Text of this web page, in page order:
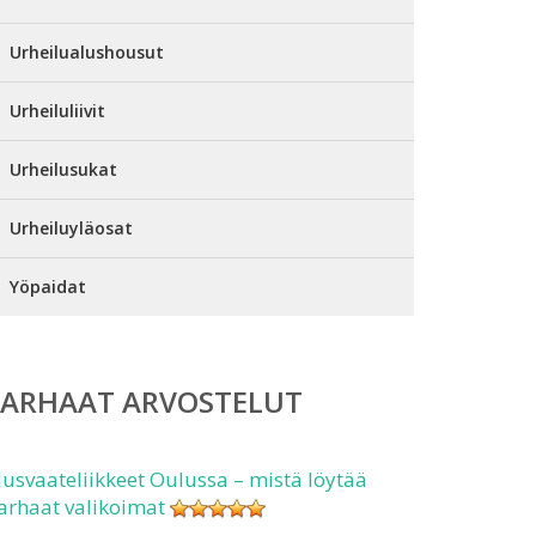
Urheilualushousut
Urheiluliivit
Urheilusukat
Urheiluyläosat
Yöpaidat
ARVOSTELUT
Oulussa – mistä löytää
valikoimat